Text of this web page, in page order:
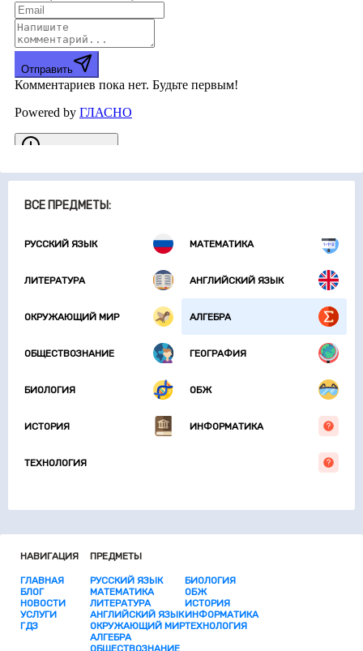
ВСЕ ПРЕДМЕТЫ:
РУССКИЙ ЯЗЫК МАТЕМАТИКА
ЛИТЕРАТУРА АНГЛИЙСКИЙ ЯЗЫК
ОКРУЖАЮЩИЙ МИР АЛГЕБРА
ОБЩЕСТВОЗНАНИЕ ГЕОГРАФИЯ
БИОЛОГИЯ ОБЖ
ИСТОРИЯ ИНФОРМАТИКА
ТЕХНОЛОГИЯ
НАВИГАЦИЯ
ГЛАВНАЯ
БЛОГ
НОВОСТИ
УСЛУГИ
ГДЗ
ПРЕДМЕТЫ
РУССКИЙ ЯЗЫК
МАТЕМАТИКА
ЛИТЕРАТУРА
АНГЛИЙСКИЙ ЯЗЫК
ОКРУЖАЮЩИЙ МИР
АЛГЕБРА
ОБЩЕСТВОЗНАНИЕ
БИОЛОГИЯ
ОБЖ
ИСТОРИЯ
ИНФОРМАТИКА
ТЕХНОЛОГИЯ